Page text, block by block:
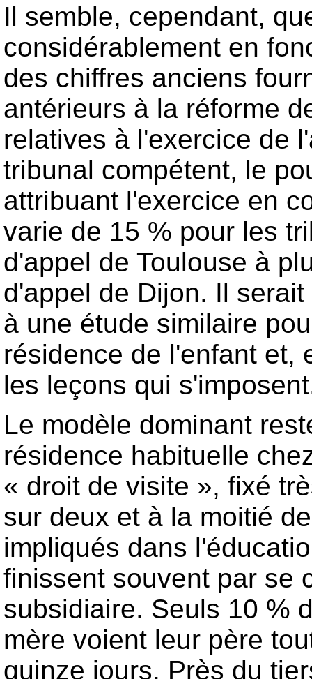
Il semble, cependant,
considérablement en
des chiffres anciens
antérieurs à la réforme
relatives à l'exercice de
tribunal compétent, le
attribuant l'exercice en
varie de 15 % pour les
d'appel de Toulouse à
d'appel de Dijon. Il
à une étude similaire
résidence de l'enfant et,
les leçons qui
Le modèle dominant
résidence habituelle
« droit de visite », fixé
sur deux et à la moitié
impliqués dans
finissent souvent par se
subsidiaire. Seuls 10 %
mère voient leur père
quinze jours. Près du